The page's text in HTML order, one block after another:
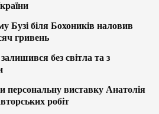
Бузі біля Бохоників наловив
гривень
без світла та з
персональну виставку Анатолія
робіт